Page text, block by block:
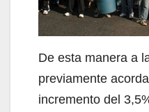
De esta manera a
previamente
incremento del